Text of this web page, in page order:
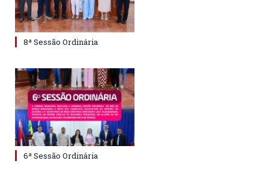
8ª Sessão Ordinária
6ª Sessão Ordinária